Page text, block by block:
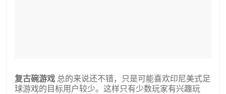
复古碗游戏 总的来说还不错，只是可能喜欢印尼美式足
球游戏的目标用户较少。这样只有少数玩家有兴趣玩